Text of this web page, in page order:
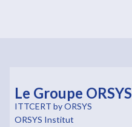
Le Groupe ORSYS
ITTCERT by ORSYS
ORSYS Institut